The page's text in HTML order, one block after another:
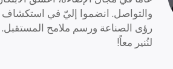
والتواصل. انضموا إليّ في استكشاف
رؤى الصناعة ورسم ملامح المستقبل.
لنُنير معاً!